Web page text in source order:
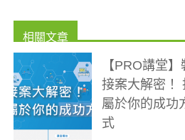
【PRO講堂
接案大解密！
屬於你的成功
式